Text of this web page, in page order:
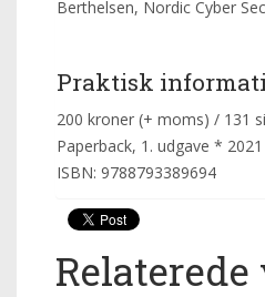
Berthelsen, Nordic Cyber
Praktisk
200 kroner (+ moms) / 131
Paperback, 1. udgave * 2021
ISBN: 9788793389694